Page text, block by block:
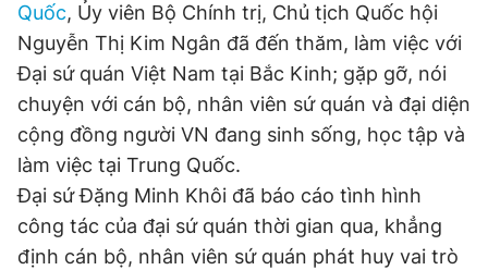
Thông tin tòa soạn Liên hệ quảng cáo
Đọc Thanh Niên trên điện thoại
Quốc, Ủy viên Bộ Chính trị, Chủ tịch Quốc hội
Nguyễn Thị Kim Ngân đã đến thăm, làm việc với
Đại sứ quán Việt Nam tại Bắc Kinh; gặp gỡ, nói
chuyện với cán bộ, nhân viên sứ quán và đại diện
cộng đồng người VN đang sinh sống, học tập và
làm việc tại Trung Quốc.
Đại sứ Đặng Minh Khôi đã báo cáo tình hình
công tác của đại sứ quán thời gian qua, khẳng
định cán bộ, nhân viên sứ quán phát huy vai trò